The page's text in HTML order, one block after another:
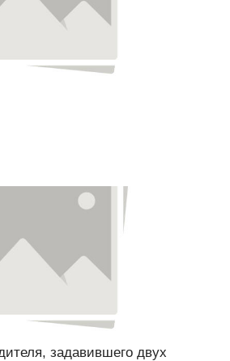
задавившего двух